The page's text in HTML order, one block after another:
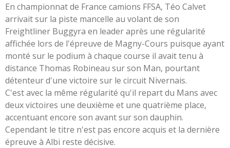
En championnat de France camions FFSA, Téo Calvet
arrivait sur la piste mancelle au volant de son
Freightliner Buggyra en leader après une régularité
affichée lors de l'épreuve de Magny-Cours puisque ayant
monté sur le podium à chaque course il avait tenu à
distance Thomas Robineau sur son Man, pourtant
détenteur d'une victoire sur le circuit Nivernais.
C'est avec la même régularité qu'il repart du Mans avec
deux victoires une deuxième et une quatrième place,
accentuant encore son avant sur son dauphin.
Cependant le titre n'est pas encore acquis et la dernière
épreuve à Albi reste décisive.